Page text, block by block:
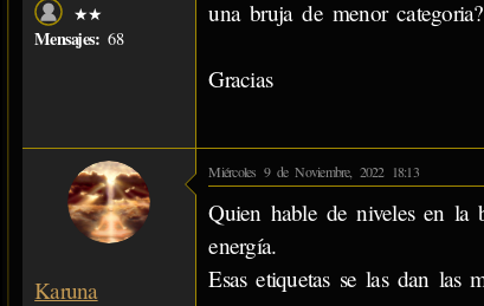
★★
Mensajes: 68
una bruja de menor categoria?
Gracias
Karuna
Miércoles 9 de Noviembre, 2022 18:13
Quien hable de niveles en la
energía.
Esas etiquetas se las dan las